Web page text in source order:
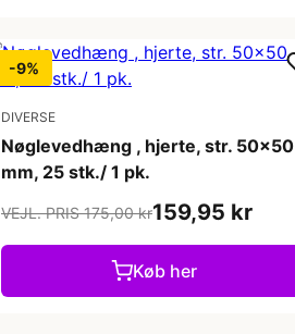
-9%
DIVERSE
Nøglevedhæng , hjerte, str. 50x50
mm, 25 stk./ 1 pk.
VEJL. PRIS 175,00 kr159,95 kr
Køb her